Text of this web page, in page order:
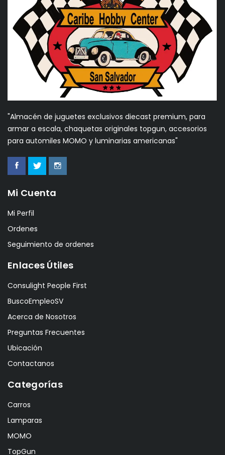
"Almacén de juguetes exclusivos diecast premium, para
armar a escala, chaquetas originales topgun, accesorios
para automiles MOMO y luminarias americanas"
Mi Cuenta
Mi Perfil
Ordenes
Seguimiento de ordenes
Enlaces Útiles
Consulight People First
BuscoEmpleoSV
Acerca de Nosotros
Preguntas Frecuentes
Ubicación
Contactanos
Categorías
Carros
Lamparas
MOMO
TopGun